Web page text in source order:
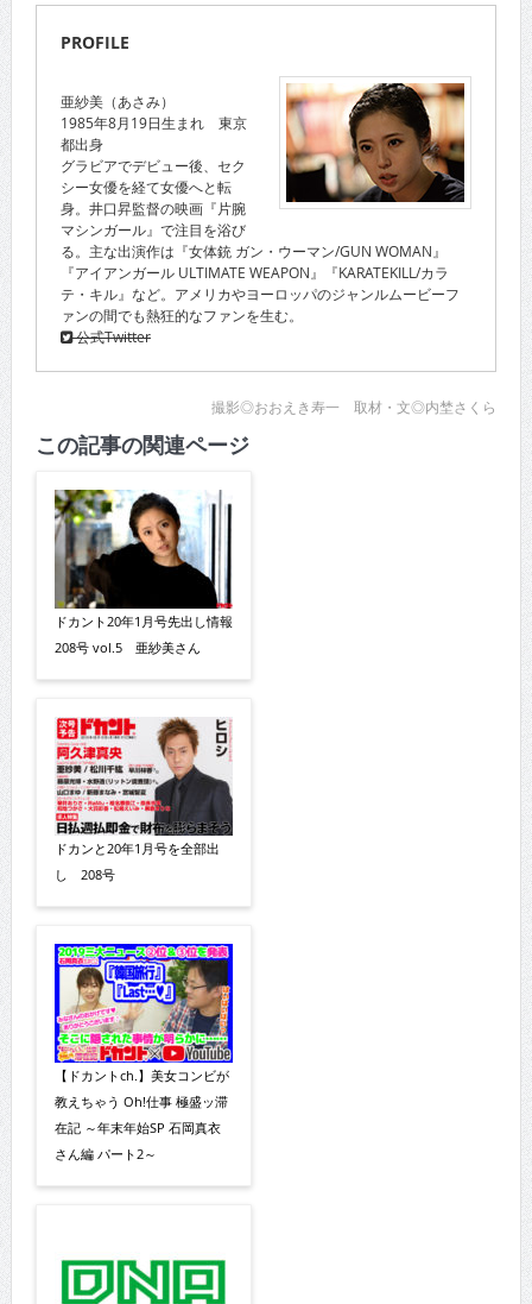
PROFILE
亜紗美（あさみ）
1985年8月19日生まれ 東京
都出身
グラビアでデビュー後、セク
シー女優を経て女優へと転
身。井口昇監督の映画『片腕
マシンガール』で注目を浴び
る。主な出演作は『女体銃 ガン・ウーマン/GUN WOMAN』
『アイアンガール ULTIMATE WEAPON』『KARATEKILL/カラ
テ・キル』など。アメリカやヨーロッパのジャンルムービーフ
ァンの間でも熱狂的なファンを生む。
公式Twitter
撮影◎おおえき寿一 取材・文◎内埜さくら
この記事の関連ページ
ドカント20年1月号先出し情報
208号 vol.5 亜紗美さん
ドカンと20年1月号を全部出
し 208号
【ドカントch.】美女コンビが
教えちゃう Oh!仕事 極盛ッ滞
在記 ～年末年始SP 石岡真衣
さん編 パート2～